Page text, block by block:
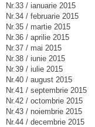
Nr.33 / ianuarie 2015
Nr.34 / februarie 2015
Nr.35 / martie 2015
Nr.36 / aprilie 2015
Nr.37 / mai 2015
Nr.38 / iunie 2015
Nr.39 / iulie 2015
Nr.40 / august 2015
Nr.41 / septembrie 2015
Nr.42 / octombrie 2015
Nr.43 / noiembrie 2015
Nr.44 / decembrie 2015